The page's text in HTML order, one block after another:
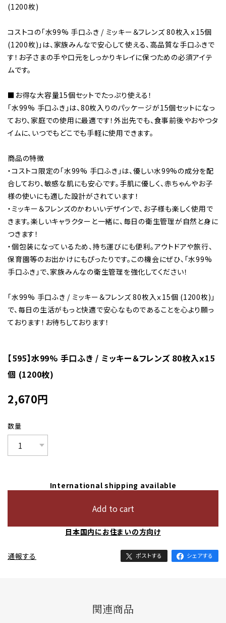
(1200枚)
コストコの「水99% 手口ふき / ミッキー＆フレンズ 80枚入ｘ15個
(1200枚)」は、家族みんなで安心して使える、高品質な手口ふきで
す！お子さまの手や口元をしっかりキレイに保つための必須アイテ
ムです。
■お得な大容量15個セットでたっぷり使える！
「水99% 手口ふき」は、80枚入りのパッケージが15個セットになっ
ており、家庭での使用に最適です！外出先でも、食事前後やおやつタ
イムに、いつでもどこでも手軽に使用できます。
商品の特徴
・コストコ限定の「水99% 手口ふき」は、優しい水99%の成分を配
合しており、敏感な肌にも安心です。手肌に優しく、赤ちゃんやお子
様の使いにも適した設計がされています！
・ミッキー＆フレンズのかわいいデザインで、お子様も楽しく使用で
きます。楽しいキャラクターと一緒に、毎日の衛生管理が自然と身に
つきます！
・個包装になっているため、持ち運びにも便利。アウトドアや旅行、
保育園等のお出かけにもぴったりです。この機会にぜひ、「水99%
手口ふき」で、家族みんなの衛生管理を強化してください！
「水99% 手口ふき / ミッキー＆フレンズ 80枚入ｘ15個 (1200枚)」
で、毎日の生活がもっと快適で安心なものであることを心より願っ
ております！お待ちしております！
【595】水99% 手口ふき / ミッキー＆フレンズ 80枚入ｘ15
個 (1200枚)
2,670円
数量
International shipping available
Add to cart
日本国内にお住まいの方向け
通報する ポストする シェアする
関連商品